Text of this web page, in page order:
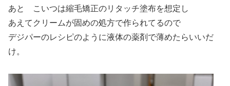
あと こいつは縮毛矯正のリタッチ塗布を想定し
あえてクリームが固めの処方で作られてるので
デジパーのレシピのように液体の薬剤で薄めたらいいだ
け。